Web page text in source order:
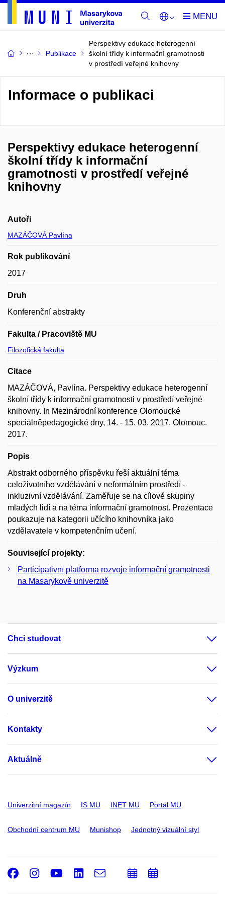
Publikace
Perspektivy edukace heterogenní
školní třídy k informační gramotnosti
v prostředí veřejné knihovny
Informace o publikaci
Perspektivy edukace heterogenní
školní třídy k informační
gramotnosti v prostředí veřejné
knihovny
Autoři
MAZÁČOVÁ Pavlína
Rok publikování
2017
Druh
Konferenční abstrakty
Fakulta / Pracoviště MU
Filozofická fakulta
Citace
MAZÁČOVÁ, Pavlína. Perspektivy edukace heterogenní
školní třídy k informační gramotnosti v prostředí veřejné
knihovny. In Mezinárodní konference Olomoucké
speciálněpedagogické dny, 14. - 15. 03. 2017, Olomouc.
2017.
Popis
Abstrakt odborného příspěvku řeší aktuální téma
celoživotního vzdělávání v neformálním prostředí -
inkluzivní vzdělávání. Zaměřuje se na cílové skupiny
mladých lidí a na téma informační gramotnost. Prezentace
poukazuje na kategorii učícího knihovníka jako
vzdělavatele v kompetenčním učení.
Související projekty:
Participativní platforma rozvoje informační gramotnosti
na Masarykově univerzitě
Chci studovat
Výzkum
O univerzitě
Kontakty
Aktuálně
Univerzitní magazín IS MU INET MU Portál MU
Obchodní centrum MU Munishop Jednotný vizuální styl
Facebook
Instagram
Youtube
LinkedIn
e-
PřidatPřidat